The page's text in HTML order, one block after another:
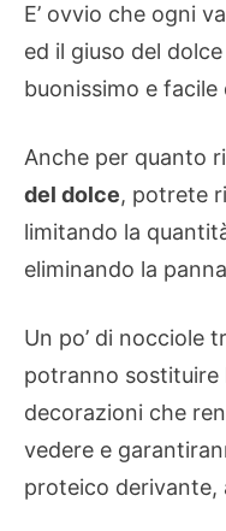
E’ ovvio che ogni
ed il giuso del
buonissimo e facile
Anche per quanto
del dolce, potrete
limitando la
eliminando la
Un po’ di nocciole
potranno sostituire
decorazioni che
vedere e
proteico derivante,